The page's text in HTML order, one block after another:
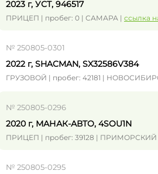
2023 г, УСТ, 946517
ПРИЦЕП | пробег: 0 | САМАРА | ссылка
№ 250805-0301
2022 г, SHACMAN, SX32586V384
ГРУЗОВОЙ | пробег: 42181 |
№ 250805-0296
2020 г, МАНАК-АВТО, 4SOU1N
ПРИЦЕП | пробег: 39128 | ПРИМОРСКИЙ
№ 250805-0295